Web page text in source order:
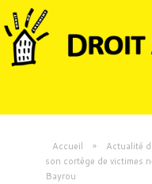
Accueil » Actualité
son cortège de victimes
Bayrou